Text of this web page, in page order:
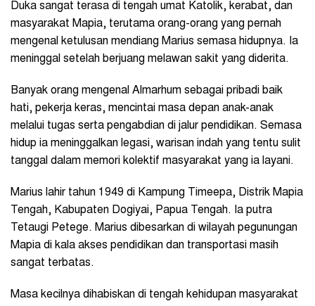
Duka sangat terasa di tengah umat Katolik, kerabat, dan
masyarakat Mapia, terutama orang-orang yang pernah
mengenal ketulusan mendiang Marius semasa hidupnya. Ia
meninggal setelah berjuang melawan sakit yang diderita.
Banyak orang mengenal Almarhum sebagai pribadi baik
hati, pekerja keras, mencintai masa depan anak-anak
melalui tugas serta pengabdian di jalur pendidikan. Semasa
hidup ia meninggalkan legasi, warisan indah yang tentu sulit
tanggal dalam memori kolektif masyarakat yang ia layani.
Marius lahir tahun 1949 di Kampung Timeepa, Distrik Mapia
Tengah, Kabupaten Dogiyai, Papua Tengah. Ia putra
Tetaugi Petege. Marius dibesarkan di wilayah pegunungan
Mapia di kala akses pendidikan dan transportasi masih
sangat terbatas.
Masa kecilnya dihabiskan di tengah kehidupan masyarakat